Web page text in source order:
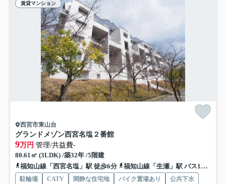
賃貸マンション
西宮市東山台
グランドメゾン西宮名塩２番館
9万円 管理/共益費-
80.61㎡ (3LDK) /築32年 /5階建
福知山線「西宮名塩」駅 徒歩6分
福知山線「生瀬」駅 バス12分 阪急バス「名塩東口」 停歩9分
駐輪場 CATV 閑静な住宅地 バイク置場あり 公共下水